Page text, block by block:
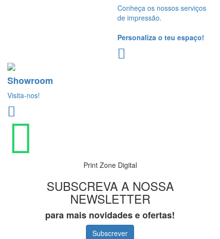
Conheça os nossos serviços
de impressão.
Personaliza o teu espaço!
Showroom
Visita-nos!
Print Zone Digital
SUBSCREVA A NOSSA
NEWSLETTER
para mais novidades e ofertas!
Subscrever